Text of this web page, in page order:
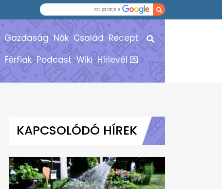
Gazdaság Nők Család Recept
Férfiak Podcast Wiki Hírlevél 💌
KAPCSOLÓDÓ HÍREK